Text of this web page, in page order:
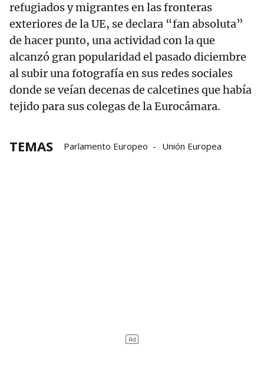
refugiados y migrantes en las fronteras
exteriores de la UE, se declara “fan absoluta”
de hacer punto, una actividad con la que
alcanzó gran popularidad el pasado diciembre
al subir una fotografía en sus redes sociales
donde se veían decenas de calcetines que había
tejido para sus colegas de la Eurocámara.
TEMAS Parlamento Europeo Unión Europea